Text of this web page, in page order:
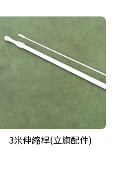
3米伸縮桿(立旗配件)